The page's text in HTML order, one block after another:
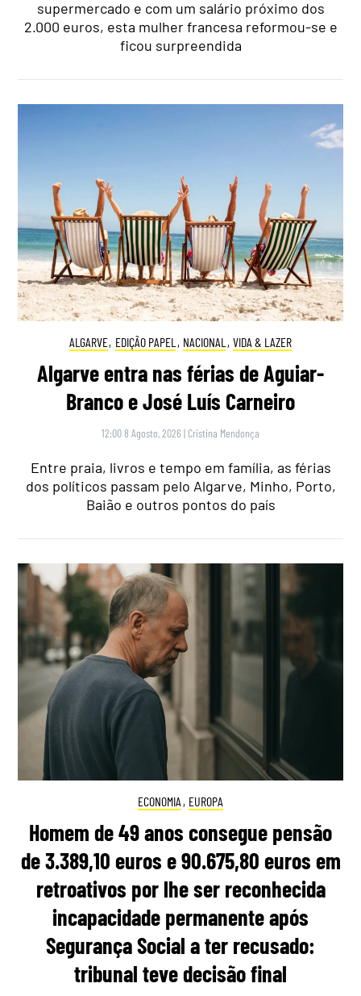
supermercado e com um salário próximo dos
2.000 euros, esta mulher francesa reformou-se e
ficou surpreendida
ALGARVE, EDIÇÃO PAPEL , NACIONAL , VIDA & LAZER
Algarve entra nas férias de Aguiar-
Branco e José Luís Carneiro
12:00 8 Agosto, 2026 | Cristina Mendonça
Entre praia, livros e tempo em família, as férias
dos políticos passam pelo Algarve, Minho, Porto,
Baião e outros pontos do país
ECONOMIA , EUROPA
Homem de 49 anos consegue pensão
de 3.389,10 euros e 90.675,80 euros em
retroativos por lhe ser reconhecida
incapacidade permanente após
Segurança Social a ter recusado:
tribunal teve decisão final